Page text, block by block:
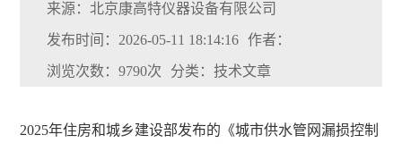
来源：北京康高特仪器设备有限公司
发布时间：2026-05-11 18:14:16 作者：
浏览次数：9790次 分类：技术文章
2025年住房和城乡建设部发布的《城市供水管网漏损控制